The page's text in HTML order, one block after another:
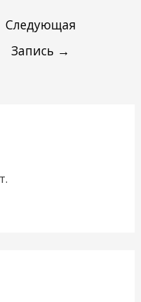
Следующая
Запись →